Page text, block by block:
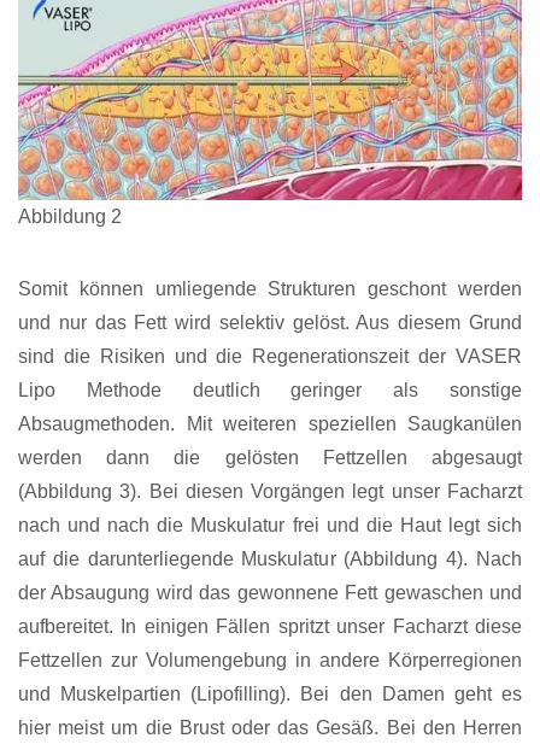
Abbildung 2
Somit können umliegende Strukturen geschont werden
und nur das Fett wird selektiv gelöst. Aus diesem Grund
sind die Risiken und die Regenerationszeit der VASER
Lipo Methode deutlich geringer als sonstige
Absaugmethoden. Mit weiteren speziellen Saugkanülen
werden dann die gelösten Fettzellen abgesaugt
(Abbildung 3). Bei diesen Vorgängen legt unser Facharzt
nach und nach die Muskulatur frei und die Haut legt sich
auf die darunterliegende Muskulatur (Abbildung 4). Nach
der Absaugung wird das gewonnene Fett gewaschen und
aufbereitet. In einigen Fällen spritzt unser Facharzt diese
Fettzellen zur Volumengebung in andere Körperregionen
und Muskelpartien (Lipofilling). Bei den Damen geht es
hier meist um die Brust oder das Gesäß. Bei den Herren